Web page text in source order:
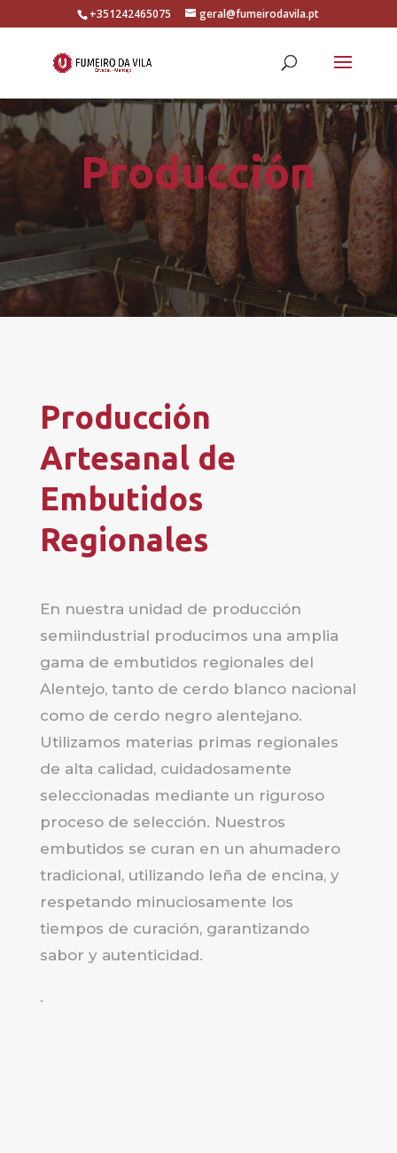
+351242465075 geral@fumeirodavila.pt
Producción
Producción
Artesanal de
Embutidos
Regionales
En nuestra unidad de producción
semiindustrial producimos una amplia
gama de embutidos regionales del
Alentejo, tanto de cerdo blanco nacional
como de cerdo negro alentejano.
Utilizamos materias primas regionales
de alta calidad, cuidadosamente
seleccionadas mediante un riguroso
proceso de selección. Nuestros
embutidos se curan en un ahumadero
tradicional, utilizando leña de encina, y
respetando minuciosamente los
tiempos de curación, garantizando
sabor y autenticidad.
.